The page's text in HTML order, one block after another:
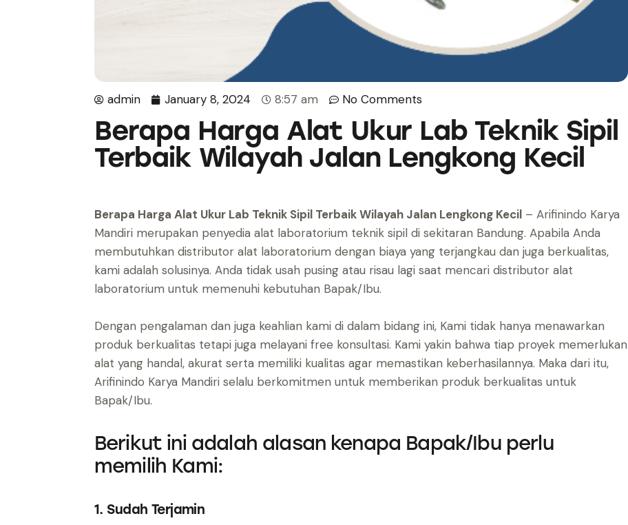
admin January 8, 2024 8:57 am No Comments
Berapa Harga Alat Ukur Lab Teknik Sipil
Terbaik Wilayah Jalan Lengkong Kecil
Berapa Harga Alat Ukur Lab Teknik Sipil Terbaik Wilayah Jalan Lengkong Kecil – Arifinindo Karya
Mandiri merupakan penyedia alat laboratorium teknik sipil di sekitaran Bandung. Apabila Anda
membutuhkan distributor alat laboratorium dengan biaya yang terjangkau dan juga berkualitas,
kami adalah solusinya. Anda tidak usah pusing atau risau lagi saat mencari distributor alat
laboratorium untuk memenuhi kebutuhan Bapak/Ibu.
Dengan pengalaman dan juga keahlian kami di dalam bidang ini, Kami tidak hanya menawarkan
produk berkualitas tetapi juga melayani free konsultasi. Kami yakin bahwa tiap proyek memerlukan
alat yang handal, akurat serta memiliki kualitas agar memastikan keberhasilannya. Maka dari itu,
Arifinindo Karya Mandiri selalu berkomitmen untuk memberikan produk berkualitas untuk
Bapak/Ibu.
Berikut ini adalah alasan kenapa Bapak/Ibu perlu
memilih Kami:
1. Sudah Terjamin